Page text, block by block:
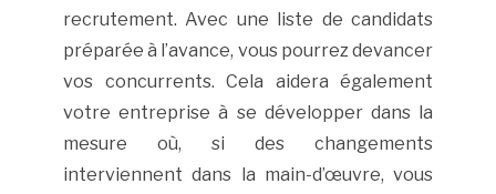
recrutement. Avec une liste de candidats
préparée à l’avance, vous pourrez devancer
vos concurrents. Cela aidera également
votre entreprise à se développer dans la
mesure où, si des changements
interviennent dans la main-d’œuvre, vous